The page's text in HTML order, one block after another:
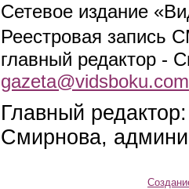
Сетевое издание
Реестровая запись
главный редактор -
gazeta@vidsboku.com
Главный
Смирнова,